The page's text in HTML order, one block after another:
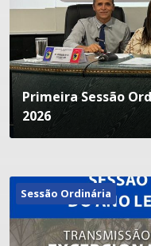
Primeira Sessão
2026
Sessão Ordinária